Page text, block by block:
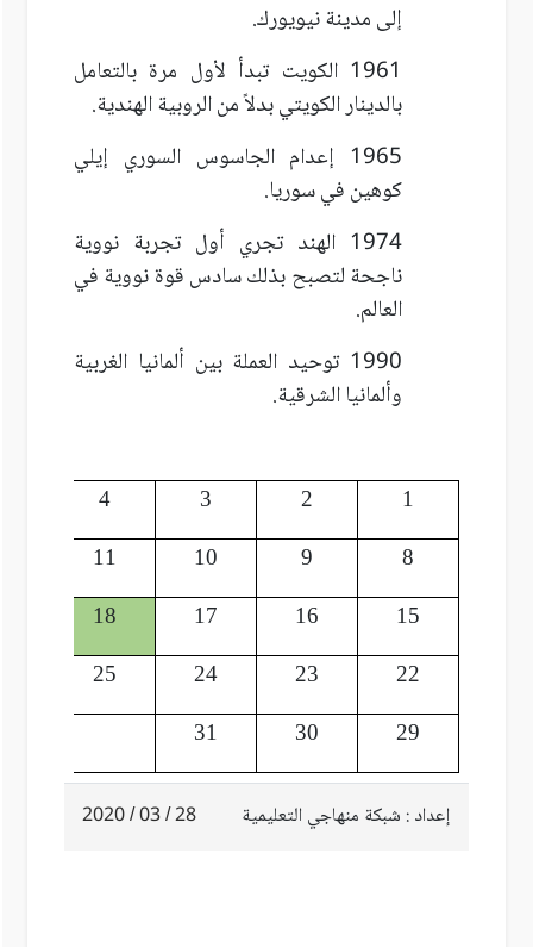
إلى مدينة نيويورك.
1961 الكويت تبدأ لأول مرة بالتعامل
بالدينار الكويتي بدلاً من الروبية الهندية.
1965 إعدام الجاسوس السوري إيلي
كوهين في سوريا.
1974 الهند تجري أول تجربة نووية
ناجحة لتصبح بذلك سادس قوة نووية في
العالم.
1990 توحيد العملة بين ألمانيا الغربية
وألمانيا الشرقية.
1
2
3
4
8
9
10
11
15
16
17
18
22
23
24
25
29
30
31
إعداد : شبكة منهاجي التعليمية 28 / 03 / 2020